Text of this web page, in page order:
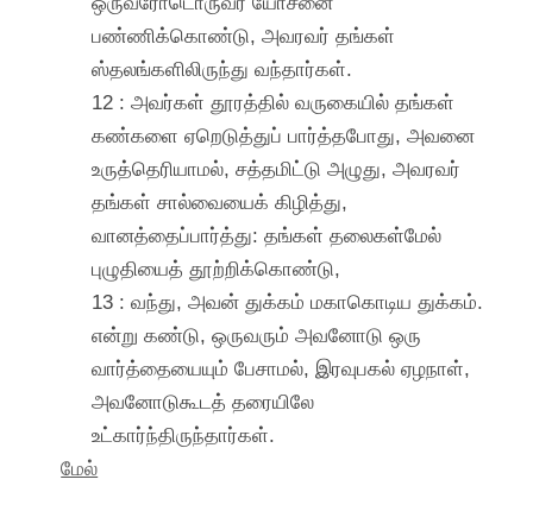
பண்ணிக்கொண்டு, அவரவர் தங்கள்
ஸ்தலங்களிலிருந்து வந்தார்கள்.
12 : அவர்கள் தூரத்தில் வருகையில் தங்கள்
கண்களை ஏறெடுத்துப் பார்த்தபோது, அவனை
உருத்தெரியாமல், சத்தமிட்டு அழுது, அவரவர்
தங்கள் சால்வையைக் கிழித்து,
வானத்தைப்பார்த்து: தங்கள் தலைகள்மேல்
புழுதியைத் தூற்றிக்கொண்டு,
13 : வந்து, அவன் துக்கம் மகாகொடிய துக்கம்.
என்று கண்டு, ஒருவரும் அவனோடு ஒரு
வார்த்தையையும் பேசாமல், இரவுபகல் ஏழநாள்,
அவனோடுகூடத் தரையிலே
உட்கார்ந்திருந்தார்கள்.
மேல்